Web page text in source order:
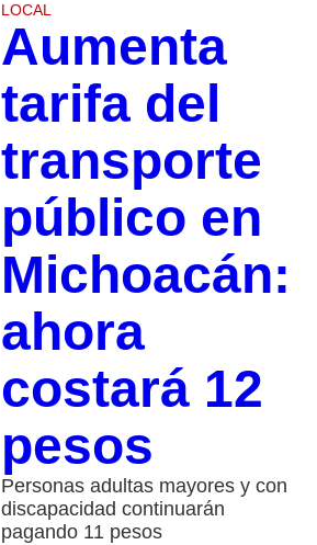
LOCAL
Aumenta
tarifa del
transporte
público en
Michoacán:
ahora
costará 12
pesos
Personas adultas mayores y con
discapacidad continuarán
pagando 11 pesos